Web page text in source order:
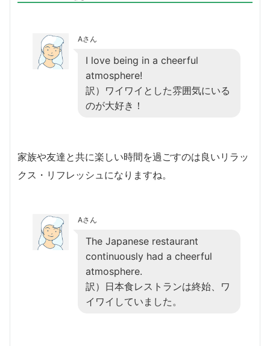
Aさん
I love being in a cheerful
atmosphere!
訳）ワイワイとした雰囲気にいる
のが大好き！
家族や友達と共に楽しい時間を過ごすのは良いリラッ
クス・リフレッシュになりますね。
Aさん
The Japanese restaurant
continuously had a cheerful
atmosphere.
訳）日本食レストランは終始、ワ
イワイしていました。